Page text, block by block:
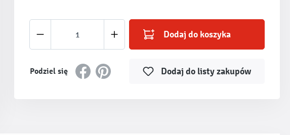
Ilość produktu: Wprowadź żądaną ilość lub użyj
Dodaj do koszyka
Podziel się Dodaj do listy zakupów